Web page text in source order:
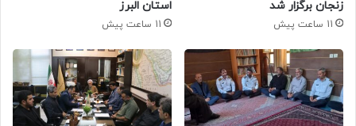
زنجان برگزار شد
11 ساعت پیش
استان البرز
11 ساعت پیش